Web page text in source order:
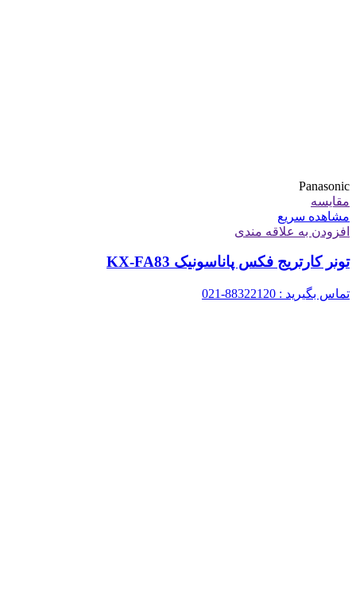
Panasonic
مقایسه
مشاهده سریع
افزودن به علاقه مندی
تونر کارتریج فکس پاناسونیک KX-FA83
تماس بگیرید : 88322120-021